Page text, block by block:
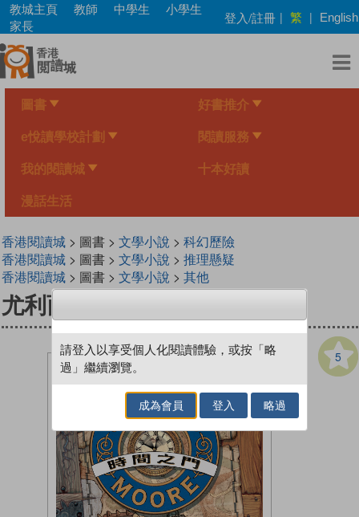
Skip
main
content
教城主頁 教師 中學生
小學生
家長
登入/註冊 | 繁 | English
圖書 好書推介
e悅讀學校計劃 閱讀服務
我的閱讀城 十本好讀
漫話生活
香港閱讀城> 圖書 > 文學小說 > 科幻歷險
香港閱讀城> 圖書 > 文學小說 > 推理懸疑
香港閱讀城> 圖書 > 文學小說 > 其他
尤利西斯‧摩爾 1 時間之門
5
請登入以享受個人化閱讀體驗，或按「略
過」繼續瀏覽。
成為會員 登入 略過